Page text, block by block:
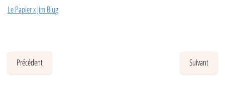
Le Papier x Jim Blug
Précédent Suivant